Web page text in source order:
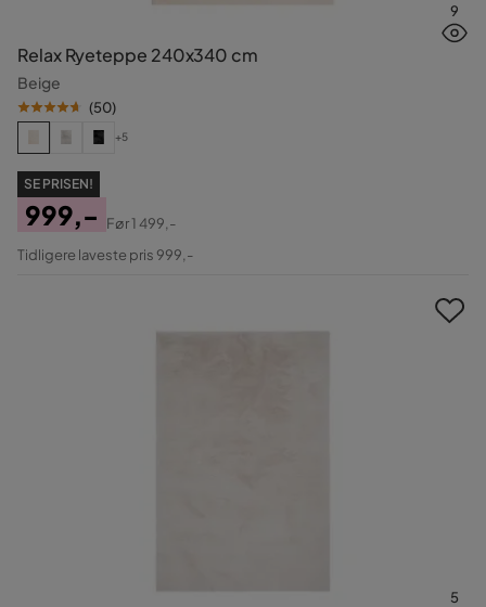
9
Relax Ryeteppe 240x340 cm
Beige
(50)
+5
SE PRISEN!
Pris
999,-
Original
Før1 499,-
Tidligere laveste pris 999,-
5